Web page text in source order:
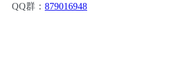
QQ群： 879016948